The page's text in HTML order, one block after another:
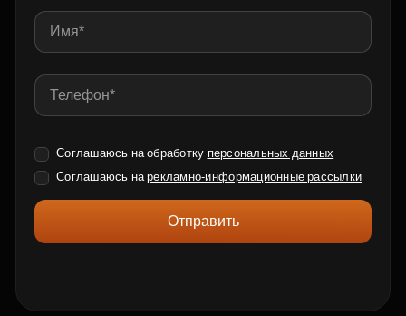
Соглашаюсь на обработку персональных данных
Соглашаюсь нарекламно-информационные рассылки
Отправить